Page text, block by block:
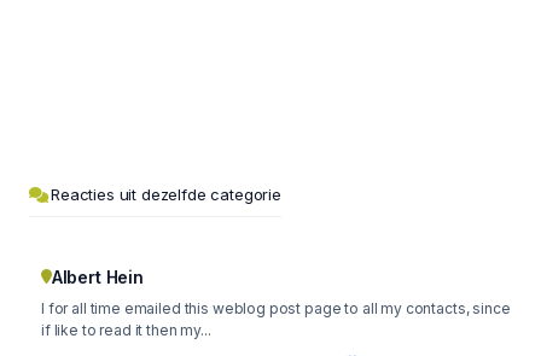
Reacties uit dezelfde categorie
Albert Hein
I for all time emailed this weblog post page to all my contacts, since
if like to read it then my...